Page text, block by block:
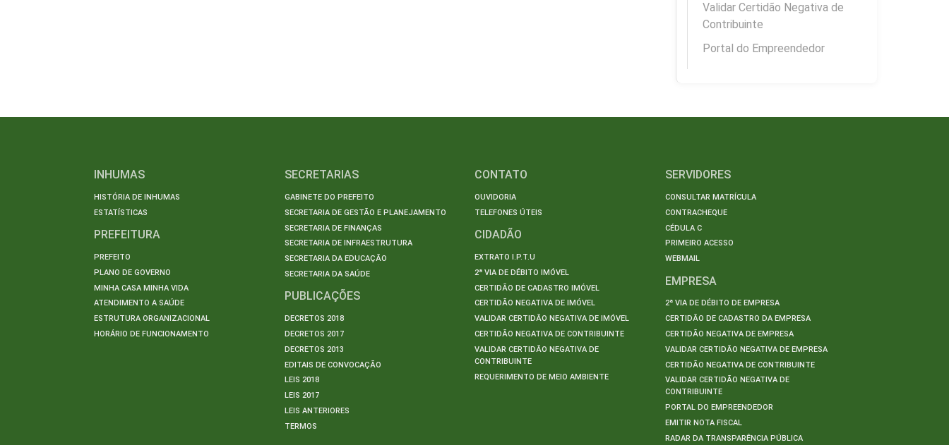
Validar Certidão Negativa de
Contribuinte
Portal do Empreendedor
INHUMAS
HISTÓRIA DE INHUMAS
ESTATÍSTICAS
PREFEITURA
PREFEITO
PLANO DE GOVERNO
MINHA CASA MINHA VIDA
ATENDIMENTO A SAÚDE
ESTRUTURA ORGANIZACIONAL
HORÁRIO DE FUNCIONAMENTO
SECRETARIAS
GABINETE DO PREFEITO
SECRETARIA DE GESTÃO E PLANEJAMENTO
SECRETARIA DE FINANÇAS
SECRETARIA DE INFRAESTRUTURA
SECRETARIA DA EDUCAÇÃO
SECRETARIA DA SAÚDE
PUBLICAÇÕES
DECRETOS 2018
DECRETOS 2017
DECRETOS 2013
EDITAIS DE CONVOCAÇÃO
LEIS 2018
LEIS 2017
LEIS ANTERIORES
TERMOS
CONTATO
OUVIDORIA
TELEFONES ÚTEIS
CIDADÃO
EXTRATO I.P.T.U
2ª VIA DE DÉBITO IMÓVEL
CERTIDÃO DE CADASTRO IMÓVEL
CERTIDÃO NEGATIVA DE IMÓVEL
VALIDAR CERTIDÃO NEGATIVA DE IMÓVEL
CERTIDÃO NEGATIVA DE CONTRIBUINTE
VALIDAR CERTIDÃO NEGATIVA DE
CONTRIBUINTE
REQUERIMENTO DE MEIO AMBIENTE
SERVIDORES
CONSULTAR MATRÍCULA
CONTRACHEQUE
CÉDULA C
PRIMEIRO ACESSO
WEBMAIL
EMPRESA
2ª VIA DE DÉBITO DE EMPRESA
CERTIDÃO DE CADASTRO DA EMPRESA
CERTIDÃO NEGATIVA DE EMPRESA
VALIDAR CERTIDÃO NEGATIVA DE EMPRESA
CERTIDÃO NEGATIVA DE CONTRIBUINTE
VALIDAR CERTIDÃO NEGATIVA DE
CONTRIBUINTE
PORTAL DO EMPREENDEDOR
EMITIR NOTA FISCAL
RADAR DA TRANSPARÊNCIA PÚBLICA